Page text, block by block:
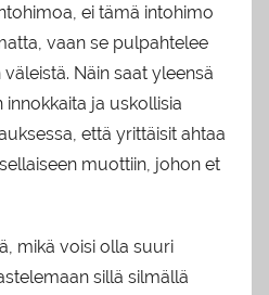
ei tämä intohimo
vaan se pulpahtelee
Näin saat yleensä
ja uskollisia
että yrittäisit ahtaa
muottiin, johon et
mikä voisi olla suuri
sillä silmällä